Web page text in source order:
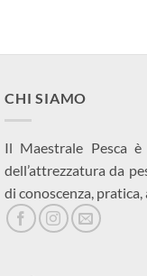
CHI SIAMO
Il Maestrale Pesca
dell’attrezzatura da
di conoscenza,